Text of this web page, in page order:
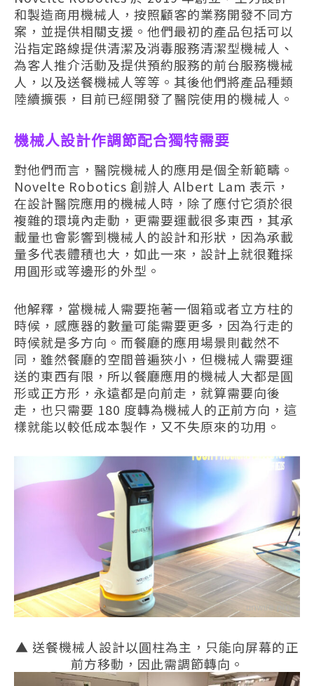
和製造商用機械人，按照顧客的業務開發不同方
案，並提供相關支援。他們最初的產品包括可以
沿指定路線提供清潔及消毒服務清潔型機械人、
為客人推介活動及提供預約服務的前台服務機械
人，以及送餐機械人等等。其後他們將產品種類
陸續擴張，目前已經開發了醫院使用的機械人。
機械人設計作調節配合獨特需要
對他們而言，醫院機械人的應用是個全新範疇。
Novelte Robotics 創辦人 Albert Lam 表示，
在設計醫院應用的機械人時，除了應付它須於很
複雜的環境內走動，更需要運載很多東西，其承
載量也會影響到機械人的設計和形狀，因為承載
量多代表體積也大，如此一來，設計上就很難採
用圓形或等邊形的外型。
他解釋，當機械人需要拖著一個箱或者立方柱的
時候，感應器的數量可能需要更多，因為行走的
時候就是多方向。而餐廳的應用場景則截然不
同，雖然餐廳的空間普遍狹小，但機械人需要運
送的東西有限，所以餐廳應用的機械人大都是圓
形或正方形，永遠都是向前走，就算需要向後
走，也只需要 180 度轉為機械人的正前方向，這
樣就能以較低成本製作，又不失原來的功用。
▲ 送餐機械人設計以圓柱為主，只能向屏幕的正
前方移動，因此需調節轉向。